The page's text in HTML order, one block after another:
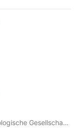
Gesellschaft e.V.